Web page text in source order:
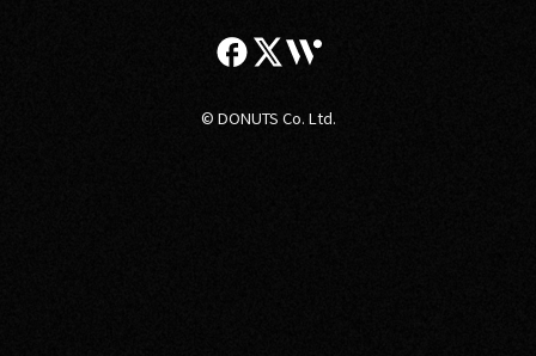
© DONUTS Co. Ltd.